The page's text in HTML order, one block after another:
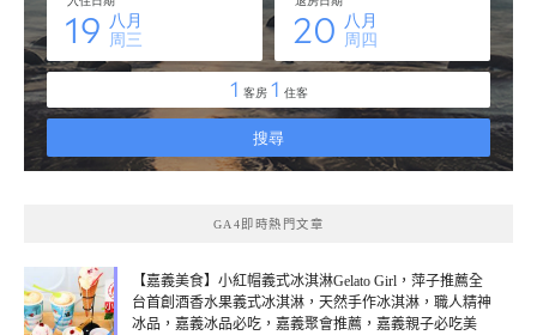
GA4即時熱門文章
【嘉義美食】小紅帽義式冰淇淋Gelato Girl，萍子推薦全
台首創酒香水果義式冰淇淋，天然手作冰淇淋，職人精神
冰品，嘉義冰品必吃，嘉義聚會推薦，嘉義親子必吃美